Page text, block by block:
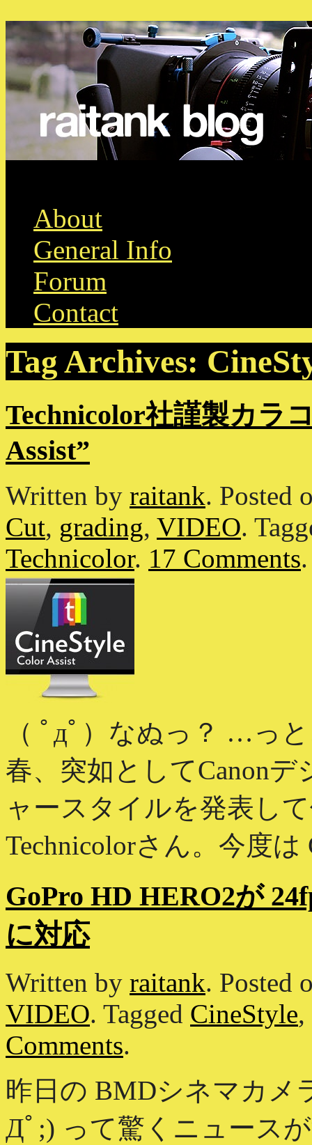
About
General Info
Forum
Contact
Tag Archives:
Technicolor社謹製カラ
Assist”
Written by raitank. Posted
Cut, grading, VIDEO.
Technicolor. 17 Comments.
（ ﾟдﾟ）なぬっ？ …っ
春、突如としてCanon
ャースタイルを発表し
Technicolorさん。今度
GoPro HD HERO2が
に対応
Written by raitank. Posted
VIDEO. Tagged CineStyle,
Comments.
昨日の BMDシネマカメ
Дﾟ;) って驚くニュース